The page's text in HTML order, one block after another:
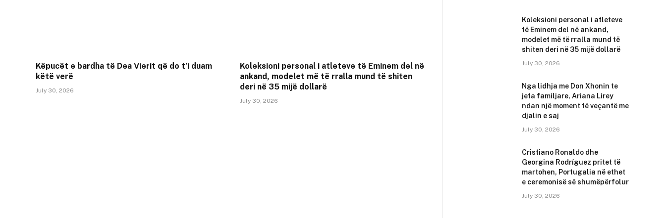
Këpucët e bardha të Dea Vierit që do t’i duam
këtë verë
July 30, 2026
Koleksioni personal i atleteve të Eminem del në
ankand, modelet më të rralla mund të shiten
deri në 35 mijë dollarë
July 30, 2026
Koleksioni personal i atleteve
të Eminem del në ankand,
modelet më të rralla mund të
shiten deri në 35 mijë dollarë
July 30, 2026
Nga lidhja me Don Xhonin te
jeta familjare, Ariana Lirey
ndan një moment të veçantë me
djalin e saj
July 30, 2026
Cristiano Ronaldo dhe
Georgina Rodríguez pritet të
martohen, Portugalia në ethet
e ceremonisë së shumëpërfolur
July 30, 2026